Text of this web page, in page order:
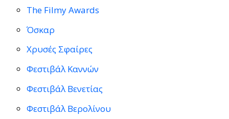
The Filmy Awards
Όσκαρ
Χρυσές Σφαίρες
Φεστιβάλ Καννών
Φεστιβάλ Βενετίας
Φεστιβάλ Βερολίνου